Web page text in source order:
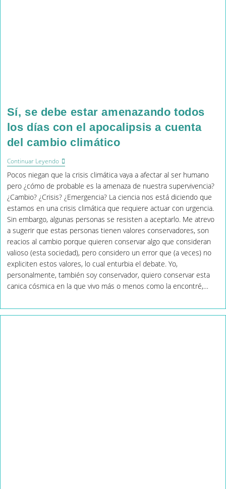
Sí, se debe estar amenazando todos
los días con el apocalipsis a cuenta
del cambio climático
Continuar LeyendoSí,
Se
Debe
Estar
Amenazando
Todos
Los
Días
Con
El
Apocalipsis
A
Cuenta
Del
Cambio
Climático
Pocos niegan que la crisis climática vaya a afectar al ser humano
pero ¿cómo de probable es la amenaza de nuestra supervivencia?
¿Cambio? ¿Crisis? ¿Emergencia? La ciencia nos está diciendo que
estamos en una crisis climática que requiere actuar con urgencia.
Sin embargo, algunas personas se resisten a aceptarlo. Me atrevo
a sugerir que estas personas tienen valores conservadores, son
reacios al cambio porque quieren conservar algo que consideran
valioso (esta sociedad), pero considero un error que (a veces) no
expliciten estos valores, lo cual enturbia el debate. Yo,
personalmente, también soy conservador, quiero conservar esta
canica cósmica en la que vivo más o menos como la encontré,…